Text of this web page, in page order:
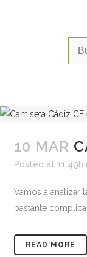
10 MAR
Posted at 11:49h
Vamos a analizar
bastante
READ MORE